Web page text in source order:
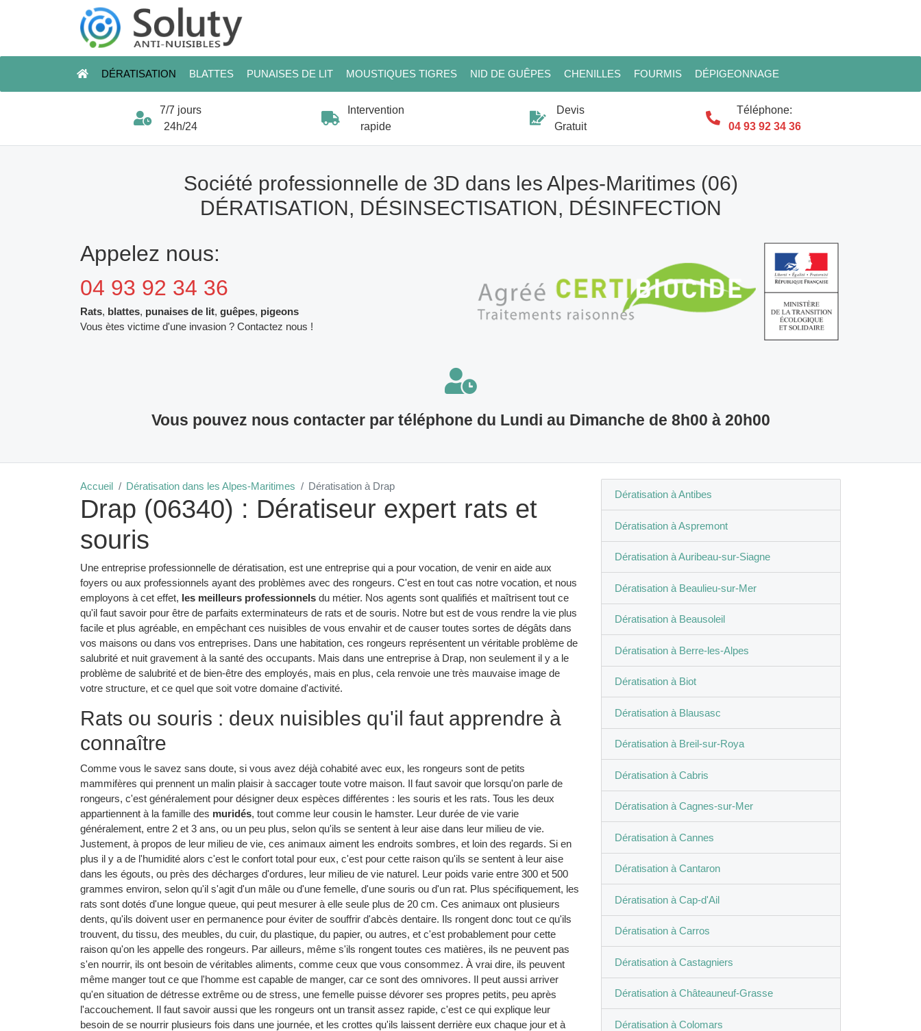
DÉRATISATION BLATTES PUNAISES DE LIT MOUSTIQUES TIGRES NID DE GUÊPES CHENILLES FOURMIS DÉPIGEONNAGE
7/7 jours
24h/24
Intervention
rapide
Devis
Gratuit
Téléphone:
04 93 92 34 36
Société professionnelle de 3D dans les Alpes-Maritimes (06)
DÉRATISATION, DÉSINSECTISATION, DÉSINFECTION
Appelez nous:
04 93 92 34 36
Rats, blattes, punaises de lit, guêpes, pigeons
Vous ètes victime d'une invasion ? Contactez nous !
Vous pouvez nous contacter par téléphone du Lundi au Dimanche de 8h00 à 20h00
Accueil Dératisation dans les Alpes-Maritimes Dératisation à Drap
Drap (06340) : Dératiseur expert rats et
souris
Une entreprise professionnelle de dératisation, est une entreprise qui a pour vocation, de venir en aide aux
foyers ou aux professionnels ayant des problèmes avec des rongeurs. C'est en tout cas notre vocation, et nous
employons à cet effet, les meilleurs professionnels du métier. Nos agents sont qualifiés et maîtrisent tout ce
qu'il faut savoir pour être de parfaits exterminateurs de rats et de souris. Notre but est de vous rendre la vie plus
facile et plus agréable, en empêchant ces nuisibles de vous envahir et de causer toutes sortes de dégâts dans
vos maisons ou dans vos entreprises. Dans une habitation, ces rongeurs représentent un véritable problème de
salubrité et nuit gravement à la santé des occupants. Mais dans une entreprise à Drap, non seulement il y a le
problème de salubrité et de bien-être des employés, mais en plus, cela renvoie une très mauvaise image de
votre structure, et ce quel que soit votre domaine d'activité.
Rats ou souris : deux nuisibles qu'il faut apprendre à
connaître
Comme vous le savez sans doute, si vous avez déjà cohabité avec eux, les rongeurs sont de petits
mammifères qui prennent un malin plaisir à saccager toute votre maison. Il faut savoir que lorsqu'on parle de
rongeurs, c'est généralement pour désigner deux espèces différentes : les souris et les rats. Tous les deux
appartiennent à la famille des muridés, tout comme leur cousin le hamster. Leur durée de vie varie
généralement, entre 2 et 3 ans, ou un peu plus, selon qu'ils se sentent à leur aise dans leur milieu de vie.
Justement, à propos de leur milieu de vie, ces animaux aiment les endroits sombres, et loin des regards. Si en
plus il y a de l'humidité alors c'est le confort total pour eux, c'est pour cette raison qu'ils se sentent à leur aise
dans les égouts, ou près des décharges d'ordures, leur milieu de vie naturel. Leur poids varie entre 300 et 500
grammes environ, selon qu'il s'agit d'un mâle ou d'une femelle, d'une souris ou d'un rat. Plus spécifiquement, les
rats sont dotés d'une longue queue, qui peut mesurer à elle seule plus de 20 cm. Ces animaux ont plusieurs
dents, qu'ils doivent user en permanence pour éviter de souffrir d'abcès dentaire. Ils rongent donc tout ce qu'ils
trouvent, du tissu, des meubles, du cuir, du plastique, du papier, ou autres, et c'est probablement pour cette
raison qu'on les appelle des rongeurs. Par ailleurs, même s'ils rongent toutes ces matières, ils ne peuvent pas
s'en nourrir, ils ont besoin de véritables aliments, comme ceux que vous consommez. À vrai dire, ils peuvent
même manger tout ce que l'homme est capable de manger, car ce sont des omnivores. Il peut aussi arriver
qu'en situation de détresse extrême ou de stress, une femelle puisse dévorer ses propres petits, peu après
l'accouchement. Il faut savoir aussi que les rongeurs ont un transit assez rapide, c'est ce qui explique leur
besoin de se nourrir plusieurs fois dans une journée, et les crottes qu'ils laissent derrière eux chaque jour et à
Dératisation à Antibes
Dératisation à Aspremont
Dératisation à Auribeau-sur-Siagne
Dératisation à Beaulieu-sur-Mer
Dératisation à Beausoleil
Dératisation à Berre-les-Alpes
Dératisation à Biot
Dératisation à Blausasc
Dératisation à Breil-sur-Roya
Dératisation à Cabris
Dératisation à Cagnes-sur-Mer
Dératisation à Cannes
Dératisation à Cantaron
Dératisation à Cap-d'Ail
Dératisation à Carros
Dératisation à Castagniers
Dératisation à Châteauneuf-Grasse
Dératisation à Colomars